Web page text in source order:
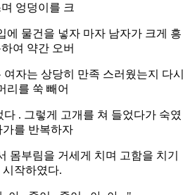
엉덩이를 크
에 물건을 넣자 마자 남자가 크게 흥
여 약간 오버
자는 상당히 만족 스러웠는지 다시
리를 쑥 빼어
. 그렇게 고개를 쳐 들었다가 숙였
가를 반복하자
몸부림을 거세게 치며 고함을 치기
시작하였다.